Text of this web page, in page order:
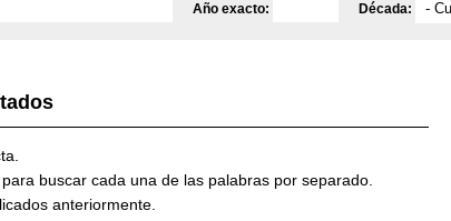
Año exacto: Década:
buscar cada una de las palabras por separado.
anteriormente.